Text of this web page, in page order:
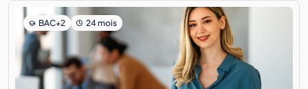
BAC+2 24 mois